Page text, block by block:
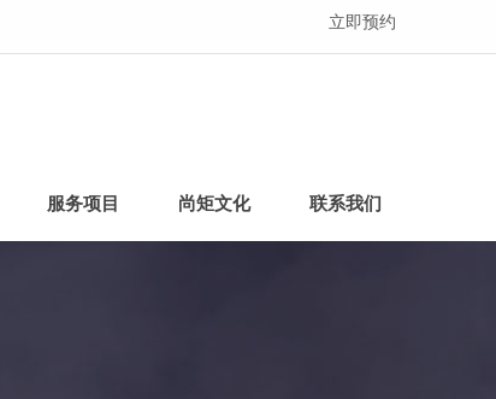
立即预约
服务项目 尚矩文化 联系我们